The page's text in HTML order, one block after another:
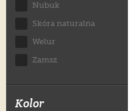
Nubuk
Skóra naturalna
Welur
Zamsz
Kolor